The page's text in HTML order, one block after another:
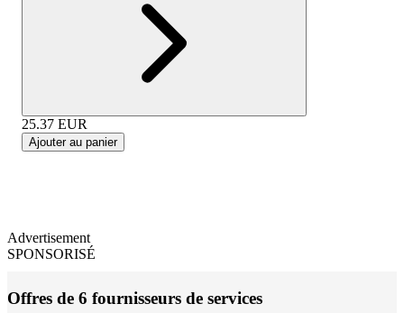
25.37 EUR
Ajouter au panier
Advertisement
SPONSORISÉ
Offres de 6 fournisseurs de services